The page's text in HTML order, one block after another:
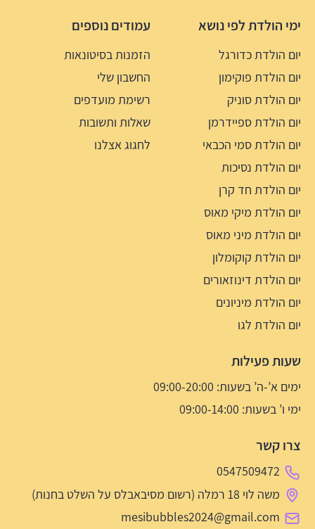
ימי הולדת לפי נושא
יום הולדת כדורגל
יום הולדת פוקימון
יום הולדת סוניק
יום הולדת ספיידרמן
יום הולדת סמי הכבאי
יום הולדת נסיכות
יום הולדת חד קרן
יום הולדת מיקי מאוס
יום הולדת מיני מאוס
יום הולדת קוקומלון
יום הולדת דינוזאורים
יום הולדת מיניונים
יום הולדת לגו
עמודים נוספים
הזמנות בסיטונאות
החשבון שלי
רשימת מועדפים
שאלות ותשובות
לחגוג אצלנו
שעות פעילות
ימים א’-ה’ בשעות: 09:00-20:00
ימי ו’ בשעות: 09:00-14:00
צרו קשר
0547509472
משה לוי 18 רמלה (רשום מסיבאבלס על השלט בחנות)
mesibubbles2024@gmail.com